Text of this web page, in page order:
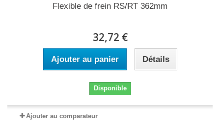
Flexible de frein RS/RT 362mm
32,72 €
Ajouter au panier Détails
Disponible
Ajouter au comparateur